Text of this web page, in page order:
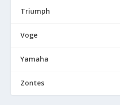
Triumph
Voge
Yamaha
Zontes